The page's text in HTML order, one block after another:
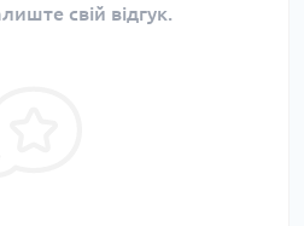
свій відгук.